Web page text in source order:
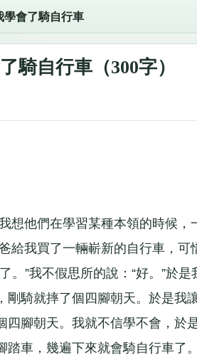
學會了騎自行車
騎自行車（300字）
想他們在學習某種本領的時候，
給我買了一輛嶄新的自行車，可
。”我不假思所的說：“好。”於
騎就摔了個四腳朝天。於是我
腳朝天。我就不信學不會，於
車，幾遍下來就會騎自行車了